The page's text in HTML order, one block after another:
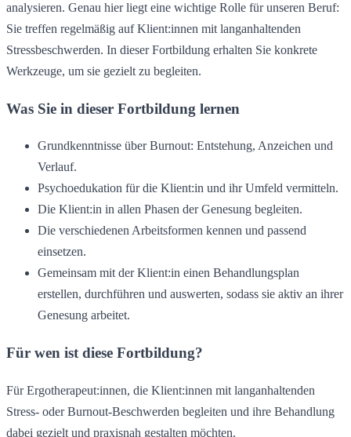
analysieren. Genau hier liegt eine wichtige Rolle für unseren Beruf:
Sie treffen regelmäßig auf Klient:innen mit langanhaltenden
Stressbeschwerden. In dieser Fortbildung erhalten Sie konkrete
Werkzeuge, um sie gezielt zu begleiten.
Was Sie in dieser Fortbildung lernen
Grundkenntnisse über Burnout: Entstehung, Anzeichen und
Verlauf.
Psychoedukation für die Klient:in und ihr Umfeld vermitteln.
Die Klient:in in allen Phasen der Genesung begleiten.
Die verschiedenen Arbeitsformen kennen und passend
einsetzen.
Gemeinsam mit der Klient:in einen Behandlungsplan
erstellen, durchführen und auswerten, sodass sie aktiv an ihrer
Genesung arbeitet.
Für wen ist diese Fortbildung?
Für Ergotherapeut:innen, die Klient:innen mit langanhaltenden
Stress- oder Burnout-Beschwerden begleiten und ihre Behandlung
dabei gezielt und praxisnah gestalten möchten.